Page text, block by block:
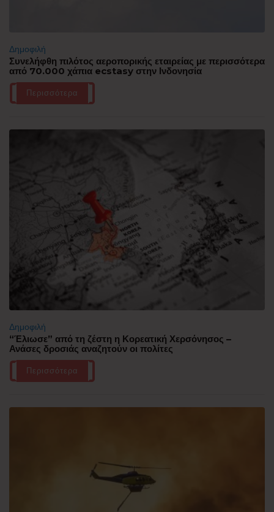
Δημοφιλή
Συνελήφθη πιλότος αεροπορικής εταιρείας με περισσότερα
από 70.000 χάπια ecstasy στην Ινδονησία
Περισσότερα
Δημοφιλή
“Έλιωσε” από τη ζέστη η Κορεατική Χερσόνησος –
Ανάσες δροσιάς αναζητούν οι πολίτες
Περισσότερα